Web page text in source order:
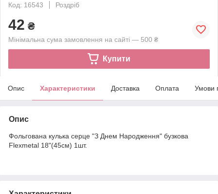
Код: 16543
Роздріб
42 ₴
Мінімальна сума замовлення на сайті — 500 ₴
Купити
Опис Характеристики Доставка Оплата Умови
Опис
Фольгована кулька серце "З Днем Народження" бузкова
Flexmetal 18"(45см) 1шт.